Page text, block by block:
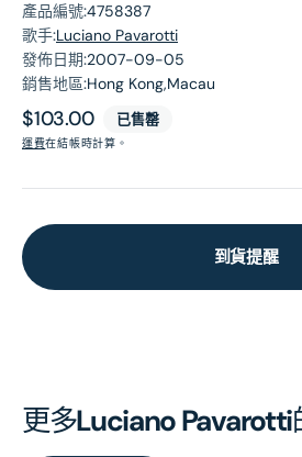
產品編號:4758387
歌手:Luciano Pavarotti
發佈日期:2007-09-05
銷售地區:Hong Kong,Macau
原
價
$103.00 已售罄
運費在結帳時計算。
到貨提醒
更多Luciano Pavarotti